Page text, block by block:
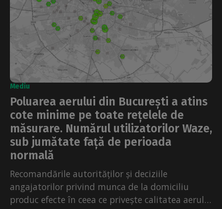
Mediu
Poluarea aerului din București a atins
cote minime pe toate rețelele de
măsurare. Numărul utilizatorilor Waze,
sub jumătate față de perioada
normală
Recomandările autorităților și deciziile
angajatorilor privind munca de la domiciliu
produc efecte în ceea ce privește calitatea aerului